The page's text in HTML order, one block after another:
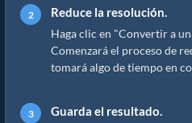
Reduce la resolución.
Haga clic en "Convertir a
Comenzará el proceso de
tomará algo de tiempo en
Guarda el resultado.